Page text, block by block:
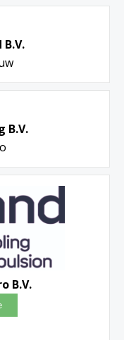
B.V.
B.V.